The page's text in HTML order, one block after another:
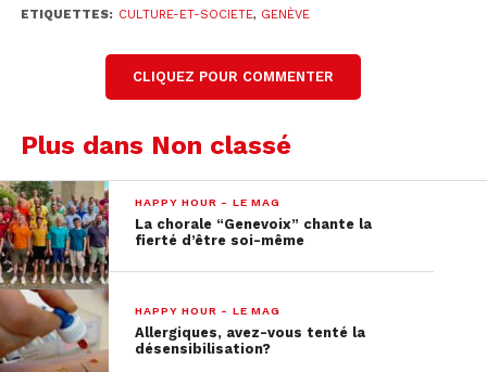
ETIQUETTES: CULTURE-ET-SOCIETE, GENÈVE
CLIQUEZ POUR COMMENTER
Plus dans Non classé
HAPPY HOUR - LE MAG
La chorale “Genevoix” chante la
fierté d’être soi-même
HAPPY HOUR - LE MAG
Allergiques, avez-vous tenté la
désensibilisation?